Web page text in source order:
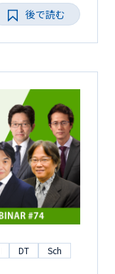
後で読む
DT
Sch